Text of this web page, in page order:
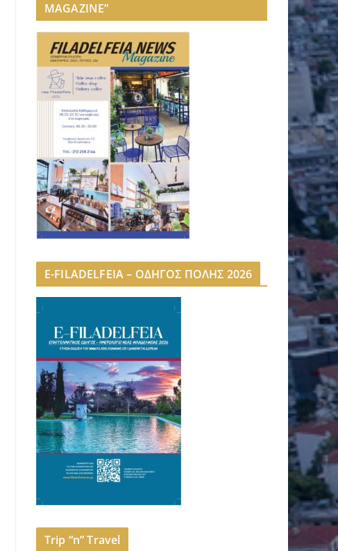
MAGAZINE”
E-FILADELFEIA – ΟΔΗΓΟΣ ΠΟΛΗΣ 2026
Trip “n” Travel